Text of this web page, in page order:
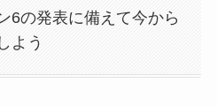
6の発表に備えて今から
よう